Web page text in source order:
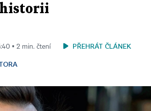
historii
▪ 2 min. čtení PŘEHRÁT ČLÁNEK